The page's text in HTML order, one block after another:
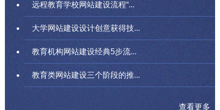
远程教育学校网站建设流程“...
大学网站建设设计创意获得技...
教育机构网站建设经典5步流...
教育类网站建设三个阶段的推...
查看更多